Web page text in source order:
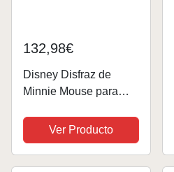
132,98€
Disney Disfraz de
Minnie Mouse para
color rosa
Ver Producto